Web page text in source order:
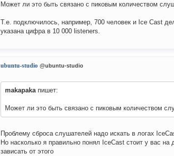
Может ли это быть связано с пиковым количеством
Т.е. подключилось, например, 700 человек и Ice Cast
указана цифра в 10 000 listeners.
ubuntu-studio @ubuntu-studio
makapakaпишет:
Может ли это быть связано с пиковым количеством
Проблему сброса слушателей надо искать в логах
Но насколько я правильно понял IceCast стоит у вас
зависать от этого